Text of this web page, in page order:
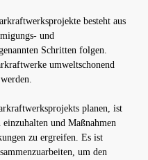
besteht aus
und
Schritten folgen.
umweltschonend
planen, ist
und Maßnahmen
zu ergreifen. Es ist
um den